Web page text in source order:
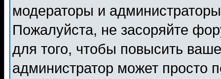
модераторы и
Пожалуйста, не засоряйте
для того, чтобы повысить
администратор может просто